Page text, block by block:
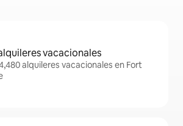
vacacionales
alquileres vacacionales en Fort